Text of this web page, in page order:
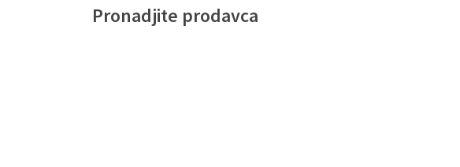
Pronadjite prodavca